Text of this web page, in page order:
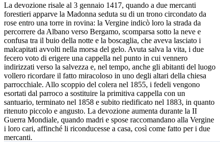
La devozione risale al 3 gennaio 1417, quando a due mercanti
forestieri apparve la Madonna seduta su di un trono circondato da
rose entro una torre in rovina: la Vergine indicò loro la strada da
percorrere da Albano verso Bergamo, scomparsa sotto la neve e
confusa tra il buio della notte e la boscaglia, che aveva lasciato i
malcapitati avvolti nella morsa del gelo. Avuta salva la vita, i due
fecero voto di erigere una cappella nel punto in cui vennero
indirizzati verso la salvezza e, nel tempo, anche gli abitanti del luogo
vollero ricordare il fatto miracoloso in uno degli altari della chiesa
parrocchiale. Allo scoppio del colera nel 1855, i fedeli vengono
esortati dal parroco a sostituire la primitiva cappella con un
santuario, terminato nel 1858 e subito riedificato nel 1883, in quanto
ritenuto piccolo e angusto. La devozione aumenta durante la II
Guerra Mondiale, quando madri e spose raccomandano alla Vergine
i loro cari, affinché li riconducesse a casa, così come fatto per i due
mercanti.